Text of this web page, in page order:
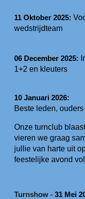
11 Oktober 2025:
wedstrijdteam
06 December 2025:
1+2 en kleuters
10 Januari 2026:
Beste leden,
Onze turnclub
vieren we graag
jullie van harte uit
feestelijke avond
Turnshow -31 Mei